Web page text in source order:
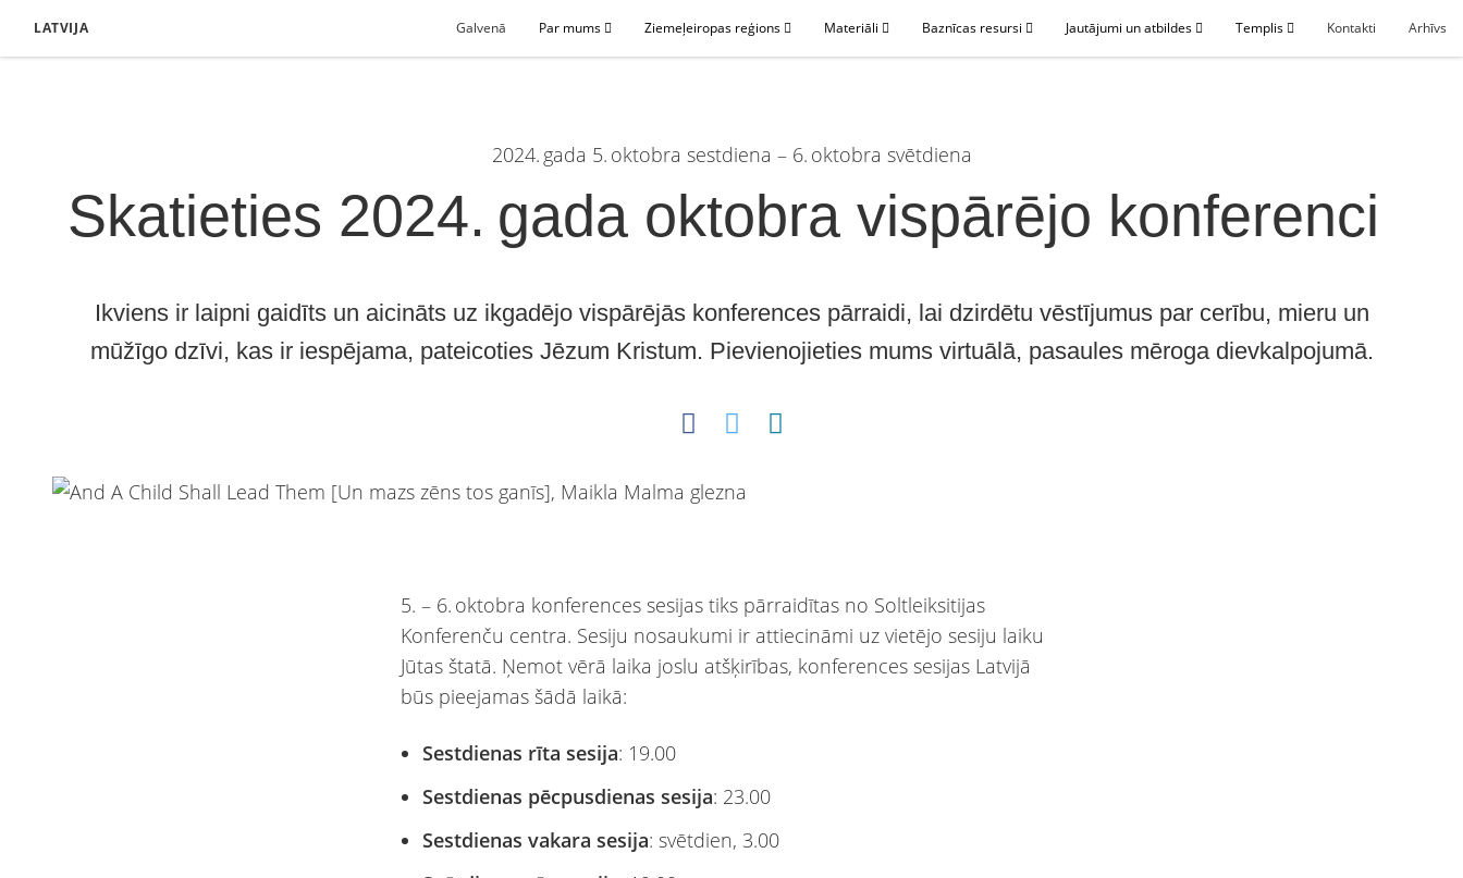
LATVIJA Galvenā Par mums Ziemeļeiropas reģions Materiāli Baznīcas resursi Jautājumi un atbildes Templis Kontakti Arhīvs
2024. gada 5. oktobra sestdiena – 6. oktobra svētdiena
Skatieties 2024. gada oktobra vispārējo konferenci
Ikviens ir laipni gaidīts un aicināts uz ikgadējo vispārējās konferences pārraidi, lai dzirdētu vēstījumus par cerību, mieru un
mūžīgo dzīvi, kas ir iespējama, pateicoties Jēzum Kristum. Pievienojieties mums virtuālā, pasaules mēroga dievkalpojumā.
5. – 6. oktobra konferences sesijas tiks pārraidītas no Soltleiksitijas
Konferenču centra. Sesiju nosaukumi ir attiecināmi uz vietējo sesiju laiku
Jūtas štatā. Ņemot vērā laika joslu atšķirības, konferences sesijas Latvijā
būs pieejamas šādā laikā:
Sestdienas rīta sesija: 19.00
Sestdienas pēcpusdienas sesija: 23.00
Sestdienas vakara sesija: svētdien, 3.00